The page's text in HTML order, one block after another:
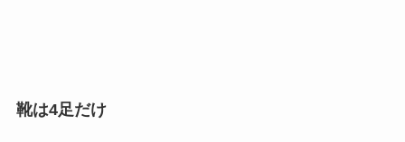
靴は4足だけ